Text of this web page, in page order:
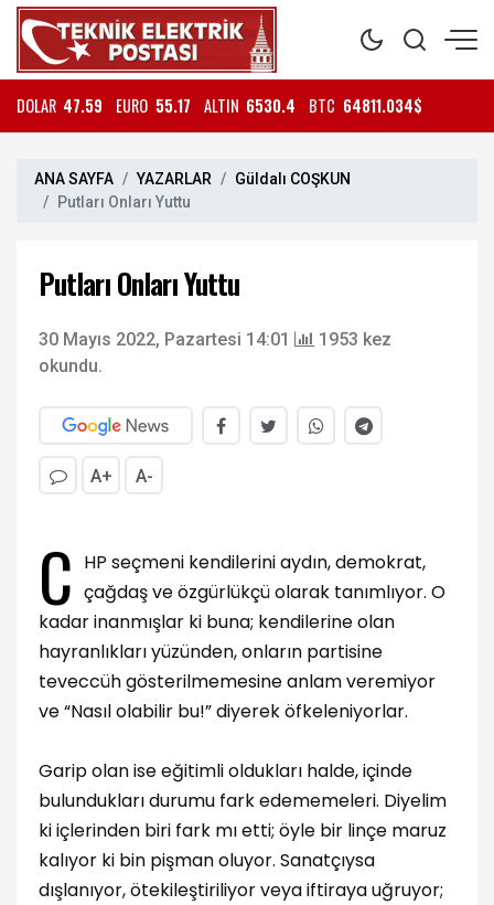
DOLAR 47.59 EURO 55.17 ALTIN 6530.4 BTC 64811.034$
ANA SAYFA YAZARLAR
Güldalı COŞKUN
Putları Onları Yuttu
Putları Onları Yuttu
30 Mayıs 2022, Pazartesi 14:01
1953 kez
okundu.
A+ A-
C HP seçmeni kendilerini aydın, demokrat,
çağdaş ve özgürlükçü olarak tanımlıyor. O
kadar inanmışlar ki buna; kendilerine olan
hayranlıkları yüzünden, onların partisine
teveccüh gösterilmemesine anlam veremiyor
ve “Nasıl olabilir bu!” diyerek öfkeleniyorlar.
Garip olan ise eğitimli oldukları halde, içinde
bulundukları durumu fark edememeleri. Diyelim
ki içlerinden biri fark mı etti; öyle bir linçe maruz
kalıyor ki bin pişman oluyor. Sanatçıysa
dışlanıyor, ötekileştiriliyor veya iftiraya uğruyor;